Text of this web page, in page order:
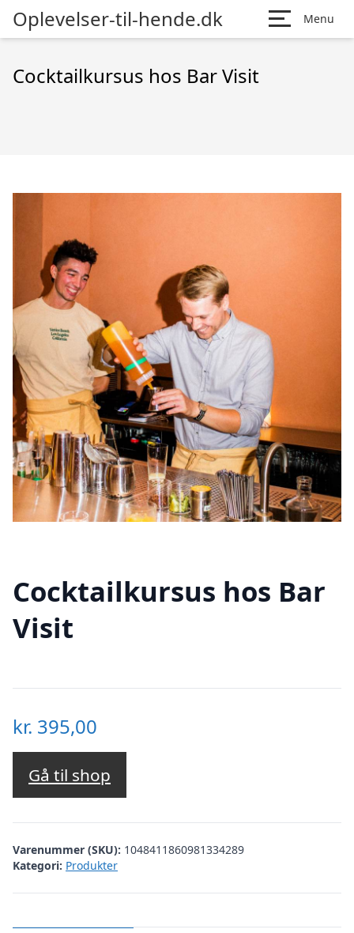
Oplevelser-til-hende.dk Menu
Cocktailkursus hos Bar Visit
Cocktailkursus hos Bar
Visit
kr. 395,00
Gå til shop
Varenummer (SKU): 1048411860981334289
Kategori: Produkter